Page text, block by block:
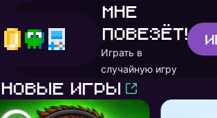
Мне
повезёт!
Играть в
случайную игру
Новые игры